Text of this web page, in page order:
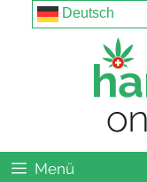
Springe
Menu
Menü
Deutsch